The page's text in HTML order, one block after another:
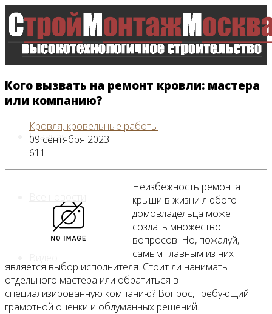
Главная
Кого вызвать на ремонт кровли: мастера
или компанию?
Кровля, кровельные работы
09 сентября 2023
611
Неизбежность ремонта
крыши в жизни любого
домовладельца может
создать множество
вопросов. Но, пожалуй,
самым главным из них
является выбор исполнителя. Стоит ли нанимать
отдельного мастера или обратиться в
специализированную компанию? Вопрос, требующий
грамотной оценки и обдуманных решений.